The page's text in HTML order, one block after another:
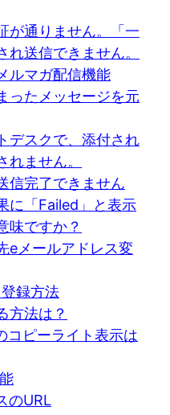
が通りません。「一
送信できません。
ルマガ配信機能
ったメッセージを元
デスクで、添付され
ません。
信完了できません
に「Failed」と表示
味ですか？
eメールアドレス変
録方法
方法は？
コピーライト表示は
のURL